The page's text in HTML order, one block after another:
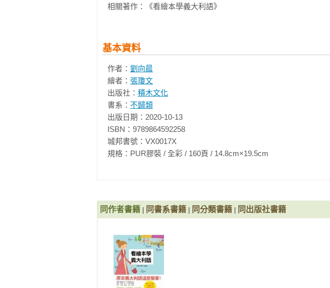
逛街
試穿與挑選
美髮沙龍
＊生活用語３：發問、回答
● PART 4 　文化義大利
參觀博物館或美術館
參觀教堂
圖書館
看電影
攝影
＊生活用語４：稱讚、打電話
咖啡館
葡萄酒專賣店
用餐
菜單
動手做菜
水果和蔬菜
相關著作：《看繪本學義大利語》
基本資料
作者： 劉向晨
繪者： 張瓊文
出版社： 積木文化
書系： 不歸類
出版日期：2020-10-13
ISBN：9789864592258
城邦書號：VX0017X
規格：PUR膠裝 / 全彩 / 160頁 / 14.8cm×19.5cm
同作者書籍 同書系書籍 同分類書籍 同出版社書籍